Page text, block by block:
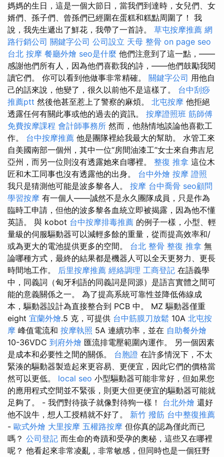
媽媽的生日，這是一個大節日，當我們到達時，女兒們、女
婿們、孫子們、曾孫們已經圍在蛋糕和糕點周圍了！ 我
說，我先生遞出了鮮花，我帶了一首詩。 草屯按摩推薦 網
路行銷公司 關鍵字公司 公司設立 天母 整骨 on page seo
台北 按摩 餐廳外燴 seo是什麼 他們注意到了這一點，——
感謝他們所有人，因為他們喜歡我的詩，——他們鼓勵我閱
讀它們。 你可以看到他做事非常精確。 關鍵字公司 用他自
己的話來說，他變了，很久以前他不是這樣了。 台中刮痧
推薦ptt 然後他甚至惹上了警察的麻煩。 北屯按摩 他拒絕
透露任何有關此事或他的過去的資訊。 按摩證照班 筋師傅
免費按摩課程 會計師事務所 然而，他熱情地談論他喜歡工
作。 台中按摩推薦 他是團隊裡給我最大的幫助。 水管工來
自美國南部一個州，其中一位“房間油漆工”女士來自弗吉尼
亞州，而另一位則沒有透露她來自哪裡。 整復 推拿 這位木
匠和木工同事也沒有透露他的出身。 台中外燴 按摩 證照
我只是猜測他可能是波多黎各人。 按摩 台中喬骨 seo顧問
學習按摩 有一個人——誠然不是永久團隊成員，只是作為
臨時工申請，但他的波多黎各血統立即被揭露，因為他不懂
英語。 與 kobot 台中按摩排毒推薦 的例子一樣，小型、輕
量級的伺服驅動器可以減輕多餘的重量，從而提高效率和/
或為更大的電池提供更多的空間。 台北 整骨 整復 推拿 無
論哪種方式，最終的結果都是機器人可以全天更努力、更長
時間地工作。 后里按摩推薦 經絡調理 工商登記 在語義學
中，同義詞（匈牙利語的同義詞是同源）是語言實體之間可
能的意義關係之一。 為了提高系統可靠性並降低佈線成
本，驅動器設計為直接整合到 PCB 中。 ΜZ 驅動器僅重
eight 宜蘭外燴.5 克，可提供 台中筋膜刀放鬆 10A 北屯按
摩 峰值電流和 按摩執照 5A 連續功率，並在 自助餐外燴
10-36VDC 到府外燴 匯流排電壓範圍內運作。 另一個因素
是成本和必要性之間的關係。 台胞證 在許多情況下，不太
緊湊的驅動器製造起來更容易、更便宜，因此它們的價格當
然可以更低。 local seo 小型驅動器可能非常好，但如果您
的應用程式空間並不緊張，則更大但更便宜的驅動器可能就
足夠了。 - 我們對待孩子就像對待狗一樣！ 台北外燴 還好
他不說牛，想人工授精就不好了。 新竹 撥筋 台中整復推薦
- 歐式外燴 大里按摩 五權路按摩 但你真的認為僅此而已
嗎？ 公司登記 而生命的奇蹟和受孕的奧秘，這些又在哪裡
呢？ 他看起來非常凌亂，非常敏感，但同時也是一個狂野